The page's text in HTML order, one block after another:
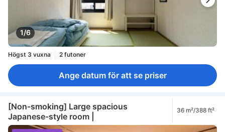
1/6
Högst 3 vuxna 2 futoner
Ange datum för att se priser
[Non-smoking] Large spacious
Japanese-style room |
36 m²/388 ft²